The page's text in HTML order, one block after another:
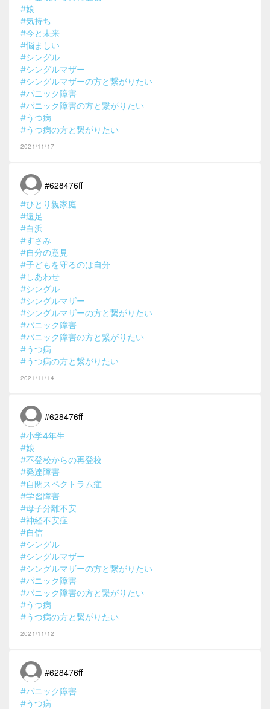
#娘
#気持ち
#今と未来
#悩ましい
#シングル
#シングルマザー
#シングルマザーの方と繋がりたい
#パニック障害
#パニック障害の方と繋がりたい
#うつ病
#うつ病の方と繋がりたい
2021/11/17
#628476ff
#ひとり親家庭
#遠足
#白浜
#すさみ
#自分の意見
#子どもを守るのは自分
#しあわせ
#シングル
#シングルマザー
#シングルマザーの方と繋がりたい
#パニック障害
#パニック障害の方と繋がりたい
#うつ病
#うつ病の方と繋がりたい
2021/11/14
#628476ff
#小学4年生
#娘
#不登校からの再登校
#発達障害
#自閉スペクトラム症
#学習障害
#母子分離不安
#神経不安症
#自信
#シングル
#シングルマザー
#シングルマザーの方と繋がりたい
#パニック障害
#パニック障害の方と繋がりたい
#うつ病
#うつ病の方と繋がりたい
2021/11/12
#628476ff
#パニック障害
#うつ病